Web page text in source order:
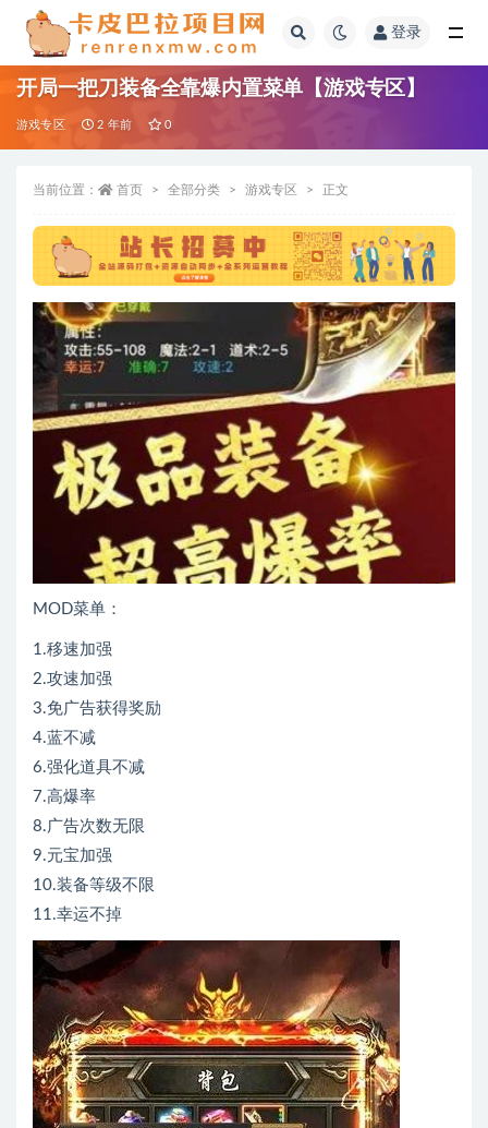
登录
开局一把刀装备全靠爆内置菜单【游戏专区】
游戏专区 2 年前 0
当前位置： 首页 全部分类 游戏专区 正文
MOD菜单：
1.移速加强
2.攻速加强
3.免广告获得奖励
4.蓝不减
6.强化道具不减
7.高爆率
8.广告次数无限
9.元宝加强
10.装备等级不限
11.幸运不掉
全部